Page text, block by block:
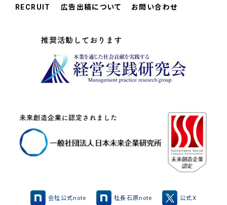
RECRUIT
広告出稿について お問い合わせ
会社公式note 社長石原note 公式X